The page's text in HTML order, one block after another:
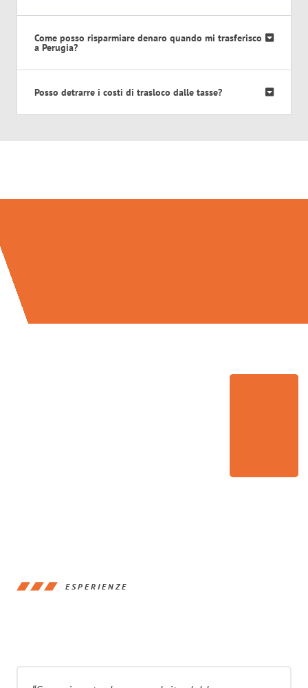
Come posso risparmiare denaro quando mi trasferisco
a Perugia?
Posso detrarre i costi di trasloco dalle tasse?
ESPERIENZE